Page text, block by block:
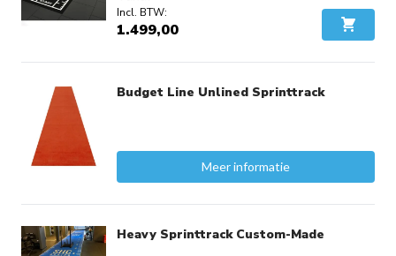
1.499,00 In
Budget Line Unlined Sprinttrack
Meer informatie
Heavy Sprinttrack Custom-Made